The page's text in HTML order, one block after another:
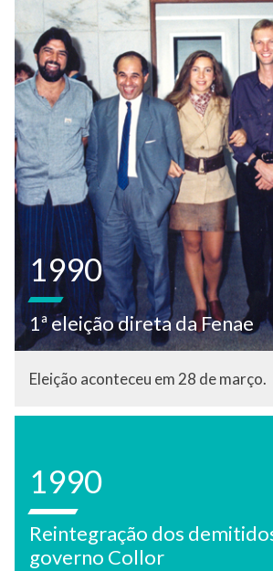
1990
1ª eleição direta da Fenae
Eleição aconteceu em 28 de março.
1990
Reintegração dos
governo Collor